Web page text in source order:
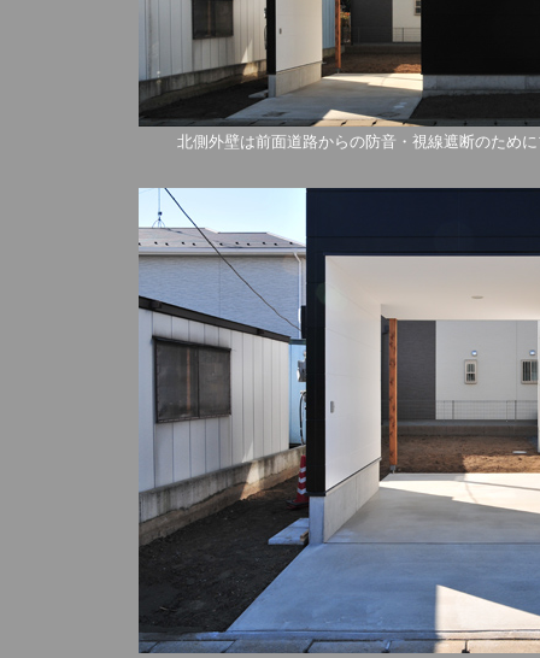
北側外壁は前面道路からの防音・視線遮断のため